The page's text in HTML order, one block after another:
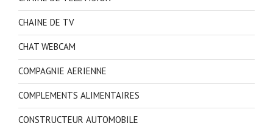
CHAINE DE TV
CHAT WEBCAM
COMPAGNIE AERIENNE
COMPLEMENTS ALIMENTAIRES
CONSTRUCTEUR AUTOMOBILE